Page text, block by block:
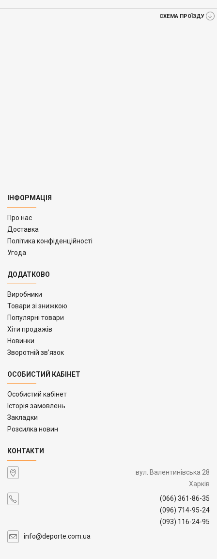
СХЕМА ПРОЇЗДУ
ІНФОРМАЦІЯ
Про нас
Доставка
Політика конфіденційності
Угода
ДОДАТКОВО
Виробники
Товари зі знижкою
Популярні товари
Хіти продажів
Новинки
Зворотній зв’язок
ОСОБИСТИЙ КАБІНЕТ
Особистий кабінет
Історія замовлень
Закладки
Розсилка новин
КОНТАКТИ
вул. Валентинівська 28
Харків
(066) 361-86-35
(096) 714-95-24
(093) 116-24-95
info@deporte.com.ua